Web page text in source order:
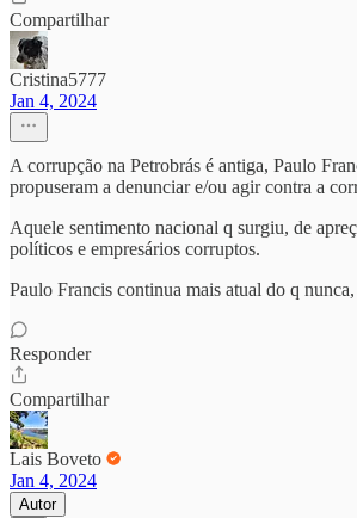
Compartilhar
Cristina5777
Jan 4, 2024
A corrupção na Petrobrás é antiga, Paulo
propuseram a denunciar e/ou agir contra a
Aquele sentimento nacional q surgiu, de
políticos e empresários corruptos.
Paulo Francis continua mais atual do q
Responder
Compartilhar
Lais Boveto
Jan 4, 2024
Autor